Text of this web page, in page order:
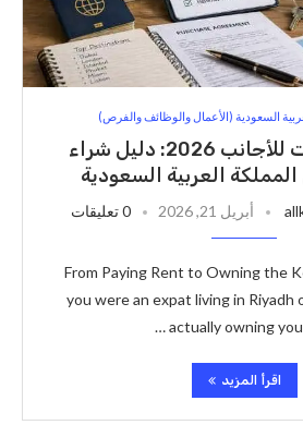
السعودية (الأعمال والوظائف والفرص)
ملكية العقارات للأجانب 2026: دليل شراء
المملكة العربية السعودية
أبريل 21, 2026 0 تعليقات
From Paying Rent to Owning the
you were an expat living in Riyadh
actually owning
اقرأ المزيد